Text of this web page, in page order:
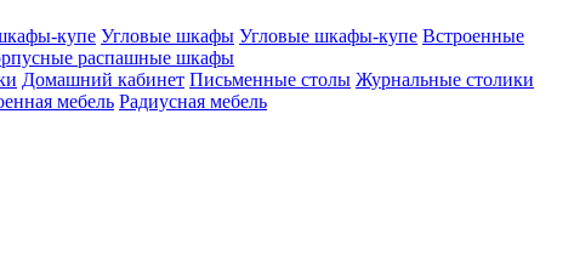
купе Угловые шкафы Угловые шкафы-купе Встроенные
распашные шкафы
Домашний кабинет Письменные столы Журнальные столики
мебель Радиусная мебель